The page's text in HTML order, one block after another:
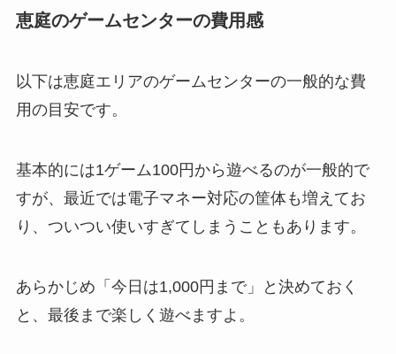
恵庭のゲームセンターの費用感
以下は恵庭エリアのゲームセンターの一般的な費
用の目安です。
基本的には1ゲーム100円から遊べるのが一般的で
すが、最近では電子マネー対応の筐体も増えてお
り、ついつい使いすぎてしまうこともあります。
あらかじめ「今日は1,000円まで」と決めておく
と、最後まで楽しく遊べますよ。